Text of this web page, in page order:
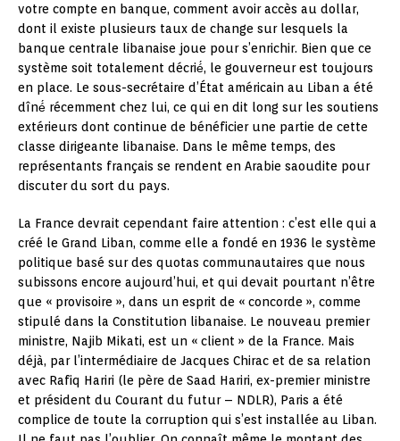
votre compte en banque, comment avoir accès au dollar,
dont il existe plusieurs taux de change sur lesquels la
banque centrale libanaise joue pour s’enrichir. Bien que ce
système soit totalement décrié́, le gouverneur est toujours
en place. Le sous-secrétaire d’État américain au Liban a été
dîné́ récemment chez lui, ce qui en dit long sur les soutiens
extérieurs dont continue de bénéficier une partie de cette
classe dirigeante libanaise. Dans le même temps, des
représentants français se rendent en Arabie saoudite pour
discuter du sort du pays.
La France devrait cependant faire attention : c’est elle qui a
créé le Grand Liban, comme elle a fondé en 1936 le système
politique basé sur des quotas communautaires que nous
subissons encore aujourd’hui, et qui devait pourtant n’être
que « provisoire », dans un esprit de « concorde », comme
stipulé dans la Constitution libanaise. Le nouveau premier
ministre, Najib Mikati, est un « client » de la France. Mais
déjà, par l’intermédiaire de Jacques Chirac et de sa relation
avec Rafiq Hariri (le père de Saad Hariri, ex-premier ministre
et président du Courant du futur – NDLR), Paris a été
complice de toute la corruption qui s’est installée au Liban.